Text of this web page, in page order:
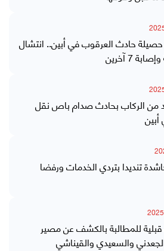
حادث العرقوب في أبين.. انتشال
من الركاب بحادث صدام باص نقل
تنديدا بتردي الخدمات ورفضا
قبلية للمطالبة بالكشف عن مصير
والسعيدي والقيناشي